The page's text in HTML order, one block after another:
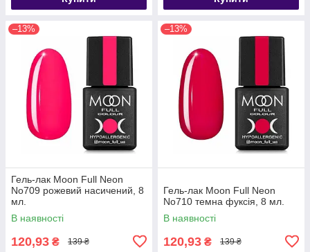
–13%
Гель-лак Moon Full Neon
No709 рожевий насичений, 8
мл.
В наявності
120,93 ₴ 139 ₴
–13%
Гель-лак Moon Full Neon
No710 темна фуксія, 8 мл.
В наявності
120,93 ₴ 139 ₴